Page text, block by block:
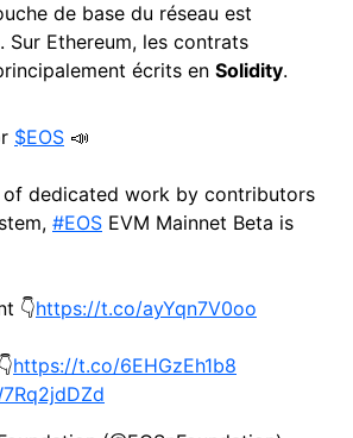
de base du réseau est
Sur Ethereum, les contrats
écrits en Solidity.
$EOS 📣
dedicated work by contributors
#EOS EVM Mainnet Beta is
👇https://t.co/ayYqn7V0oo
https://t.co/6EHGzEh1b8